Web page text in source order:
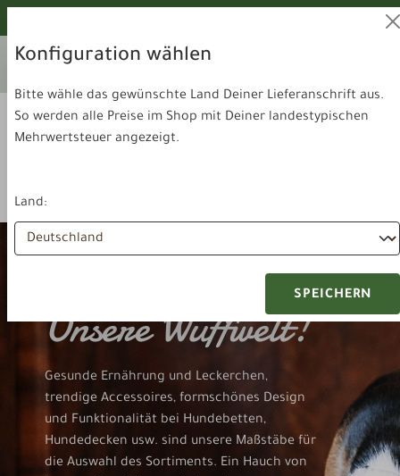
Ihr aktuelles Lieferland:
Unsere Wuffwelt!
Gesunde Ernährung und Leckerchen,
trendige Accessoires, formschönes Design
und Funktionalität bei Hundebetten,
Hundedecken usw. sind unsere Maßstäbe für
die Auswahl des Sortiments. Ein Hauch von
Konfiguration wählen
Bitte wähle das gewünschte Land Deiner Lieferanschrift aus.
So werden alle Preise im Shop mit Deiner landestypischen
Mehrwertsteuer angezeigt.
Land:
SPEICHERN